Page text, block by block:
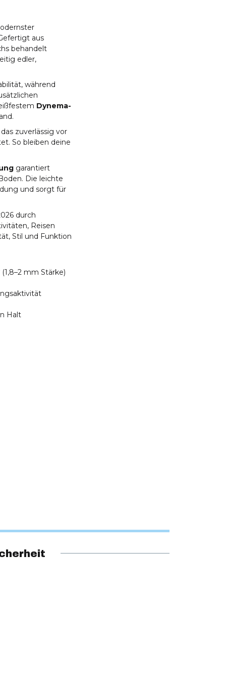
aus
behandelt
edler,
während
Dynema-
das zuverlässig vor
So bleiben deine
garantiert
Die leichte
und sorgt für
durch
Reisen
Stil und Funktion
mm Stärke)
Halt